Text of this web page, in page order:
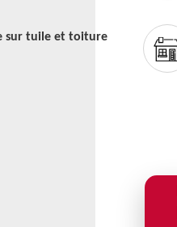
sur tuile et toiture